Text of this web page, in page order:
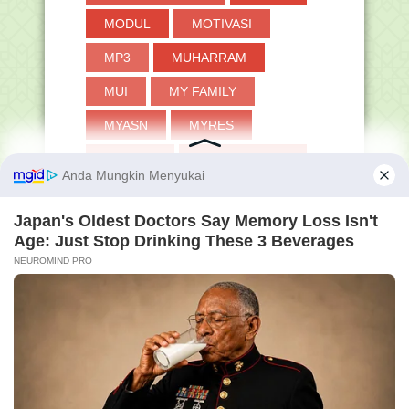
2018(264)
►2017(371)
MODUL MOTIVASI
MP3 MUHARRAM
MUI MY FAMILY
MYASN MYRES
NPSN NU OMI
PAS
PDUM PDUN
PEDANG PEDOMAN
PELATIHAN PEMILU